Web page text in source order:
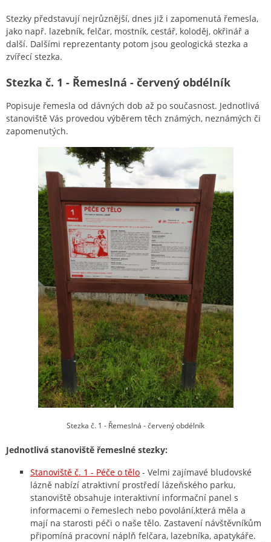
Stezky představují nejrůznější, dnes již i zapomenutá řemesla,
jako např. lazebník, felčar, mostník, cestář, koloděj, okřinář a
další. Dalšími reprezentanty potom jsou geologická stezka a
zvířecí stezka.
Stezka č. 1 - Řemeslná - červený obdélník
Popisuje řemesla od dávných dob až po současnost. Jednotlivá
stanoviště Vás provedou výběrem těch známých, neznámých či
zapomenutých.
Stezka č. 1 - Řemeslná - červený obdélník
Jednotlivá stanoviště řemeslné stezky:
Stanoviště č. 1 - Péče o tělo - Velmi zajímavé bludovské
lázně nabízí atraktivní prostředí lázeňského parku,
stanoviště obsahuje interaktivní informační panel s
informacemi o řemeslech nebo povolání,která měla a
mají na starosti péči o naše tělo. Zastavení návštěvníkům
připomíná pracovní náplň felčara, lazebníka, apatykáře.